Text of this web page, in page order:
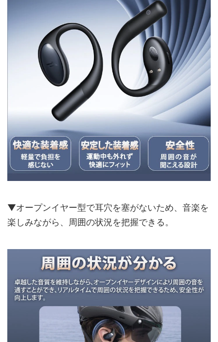
▼オープンイヤー型で耳穴を塞がないため、音楽を
楽しみながら、周囲の状況を把握できる。